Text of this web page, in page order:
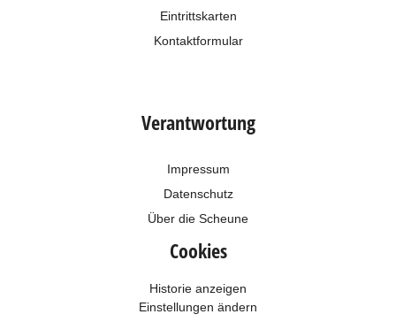
Eintrittskarten
Kontaktformular
Verantwortung
Impressum
Datenschutz
Über die Scheune
Cookies
Historie anzeigen
Einstellungen ändern